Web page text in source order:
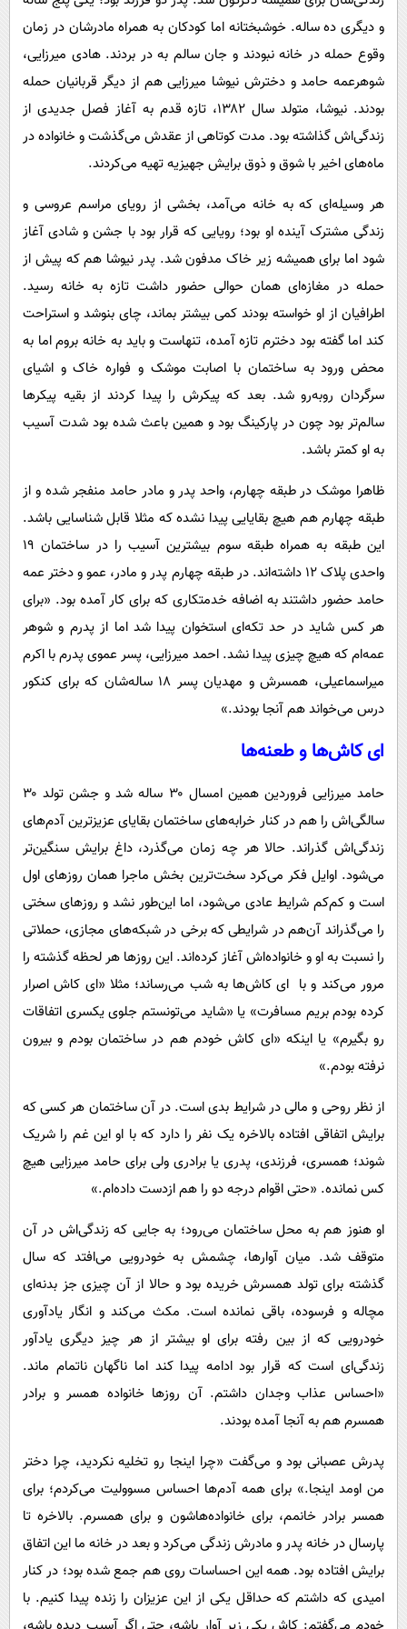
و دیگری ده ‌ساله. خوشبختانه اما کودکان به همراه مادرشان در زمان
وقوع حمله در خانه نبودند و جان سالم به در بردند. هادی میرزایی،
شوهرعمه حامد و دخترش نیوشا میرزایی هم از دیگر قربانیان حمله
بودند. نیوشا، متولد سال ۱۳۸۲، تازه قدم به آغاز فصل جدیدی از
زندگی‌اش گذاشته بود. مدت کوتاهی از عقدش می‌گذشت و خانواده در
ماه‌های اخیر با شوق و ذوق برایش جهیزیه تهیه می‌کردند.
هر وسیله‌ای که به خانه می‌آمد، بخشی از رویای مراسم عروسی و
زندگی مشترک آینده او بود؛ رویایی که قرار بود با جشن و شادی آغاز
شود اما برای همیشه زیر خاک مدفون شد. پدر نیوشا هم که پیش از
حمله در مغازه‌ای همان حوالی حضور داشت تازه به خانه رسید.
اطرافیان از او خواسته بودند کمی بیشتر بماند، چای بنوشد و استراحت
کند اما گفته بود دخترم تازه آمده، تنهاست و باید به خانه بروم اما به
محض ورود به ساختمان با اصابت موشک و فواره خاک و اشیای
سرگردان روبه‌رو شد. بعد که پیکرش را پیدا کردند از بقیه پیکرها
سالم‌تر بود چون در پارکینگ بود و همین باعث شده بود شدت آسیب
به او کمتر باشد.
ظاهرا موشک در طبقه چهارم، واحد پدر و مادر حامد منفجر شده و از
طبقه چهارم هم هیچ بقایایی پیدا نشده که مثلا قابل شناسایی باشد.
این طبقه به همراه طبقه سوم بیشترین آسیب را در ساختمان ۱۹
واحدی پلاک ۱۲ داشته‌اند. در طبقه چهارم پدر و مادر، عمو و دختر عمه‌
حامد حضور داشتند به اضافه خدمتکاری که برای کار آمده بود. «برای
هر کس شاید در حد تکه‌ای استخوان پیدا شد اما از پدرم و شوهر
عمه‌ام که هیچ چیزی پیدا نشد. احمد میرزایی، پسر عموی پدرم با اکرم
میراسماعیلی، همسرش و مهدیان پسر ۱۸ ساله‌شان که برای کنکور
درس می‌خواند هم آنجا بودند.»
ای کاش‌ها و طعنه‌ها
حامد میرزایی فروردین همین امسال ۳۰ ساله شد و جشن تولد ۳۰
سالگی‌اش را هم در کنار خرابه‌های ساختمان بقایای عزیزترین‌ آدم‌های
زندگی‌اش گذراند. حالا هر چه زمان می‌گذرد، داغ برایش سنگین‌تر
می‌شود. اوایل فکر می‌کرد سخت‌ترین بخش ماجرا همان روزهای اول
است و کم‌کم شرایط عادی می‌شود، اما این‌طور نشد و روزهای سختی
را می‌گذراند آن‌هم در شرایطی که برخی در شبکه‌های مجازی، حملاتی
را نسبت به او و خانواده‌اش آغاز کرده‌اند. این روزها هر لحظه گذشته را
مرور می‌کند و با‌ ای کاش‌ها به شب می‌رساند؛ مثلا «ای کاش اصرار
کرده بودم بریم مسافرت» یا «شاید می‌تونستم جلوی یکسری اتفاقات
رو بگیرم» یا اینکه «ای کاش خودم هم در ساختمان بودم و بیرون
نرفته بودم.»
از نظر روحی و مالی در شرایط بدی است. در آن ساختمان هر کسی که
برایش اتفاقی افتاده بالاخره یک نفر را دارد که با او این غم را شریک
شوند؛ همسری، فرزندی، پدری یا برادری ولی برای حامد میرزایی هیچ
کس نمانده. «حتی اقوام درجه دو را هم ازدست داده‌ام.»
او هنوز هم به محل ساختمان می‌رود؛ به جایی که زندگی‌اش در آن
متوقف شد. میان آوارها، چشمش به خودرویی می‌افتد که سال‌
گذشته برای تولد همسرش خریده بود و حالا از آن چیزی جز بدنه‌ای
مچاله و فرسوده، باقی نمانده است. مکث می‌کند و انگار یادآوری
خودرویی که از بین ‌رفته برای او بیشتر از هر چیز دیگری یادآور
زندگی‌ای است که قرار بود ادامه پیدا کند اما ناگهان ناتمام ماند.
«احساس عذاب وجدان داشتم. آن روزها خانواده همسر و برادر
همسرم هم به آنجا آمده بودند.
پدرش عصبانی بود و می‌گفت «چرا اینجا رو تخلیه نکردید، چرا دختر
من اومد اینجا.» برای همه آدم‌ها احساس مسوولیت می‌کردم؛ برای
همسر برادر خانمم، برای خانواده‌هاشون و برای همسرم. بالاخره تا
پارسال در خانه پدر و مادرش زندگی می‌کرد و بعد در خانه ما این اتفاق
برایش افتاده بود. همه این احساسات روی هم جمع شده بود؛ در کنار
امیدی که داشتم که حداقل یکی از این عزیزان را زنده پیدا کنیم. با